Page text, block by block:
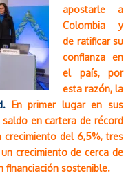
apostarle a
Colombia y
de ratificar su
confianza en
el país, por
esta razón, la
En primer lugar en sus
en cartera de récord
del 6,5%, tres
crecimiento de cerca de
financiación sostenible.